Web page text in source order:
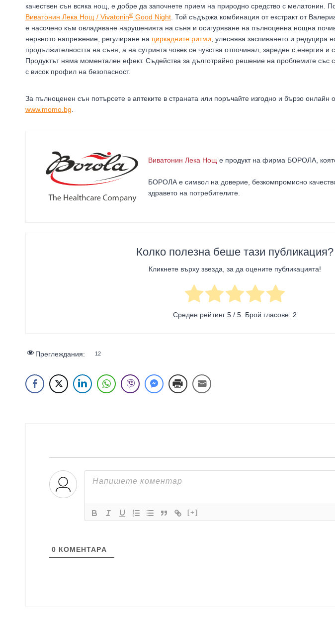
качествен сън всяка нощ, е добре да започнете прием на природно средство с мелатонин.
Виватонин Лека Нощ / Vivatonin® Good Night . Той съдържа комбинация от екстракт от
е насочено към овладяване нарушенията на съня и осигуряване на пълноценна нощна
нервното напрежение, регулиране на циркадните ритми , улеснява заспиването и
продължителността на съня, а на сутринта човек се чувства отпочинал, зареден с енергия и
Продуктът няма моментален ефект. Съдейства за дълготрайно решение на проблемите със
с висок профил на безопасност.
За пълноценен сън потърсете в аптеките в страната или поръчайте изгодно и бързо
www.momo.bg
Виватонин Лека Нощ е продукт на фирма БОРОЛА,
БОРОЛА е символ на доверие, безкомпромисно
здравето на потребителите.
Колко полезна беше тази публикация?
Кликнете върху звезда, за да оцените публикацията!
Среден рейтинг 5 / 5. Брой гласове: 2
Преглеждания: 12
[+]
0 КОМЕНТАРA